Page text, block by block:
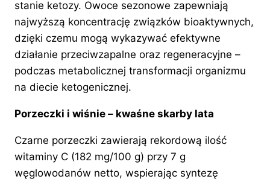
stanie ketozy. Owoce sezonowe zapewniają
najwyższą koncentrację związków bioaktywnych,
dzięki czemu mogą wykazywać efektywne
działanie przeciwzapalne oraz regeneracyjne –
podczas metabolicznej transformacji organizmu
na diecie ketogenicznej.
Porzeczki i wiśnie – kwaśne skarby lata
Czarne porzeczki zawierają rekordową ilość
witaminy C (182 mg/100 g) przy 7 g
węglowodanów netto, wspierając syntezę